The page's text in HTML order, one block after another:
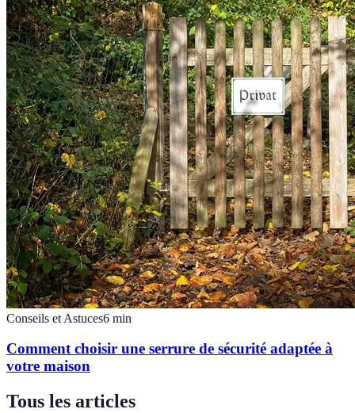
Conseils et Astuces6 min
Comment choisir une serrure de sécurité adaptée à
votre maison
Tous les articles